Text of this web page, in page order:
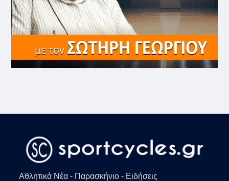
Αθλητικά Νέα - Παρασκήνιο - Ειδήσεις